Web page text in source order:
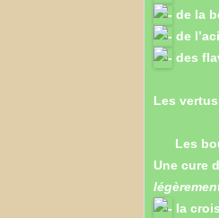
de la
de
des
Les vertus
Les
Une cure
la